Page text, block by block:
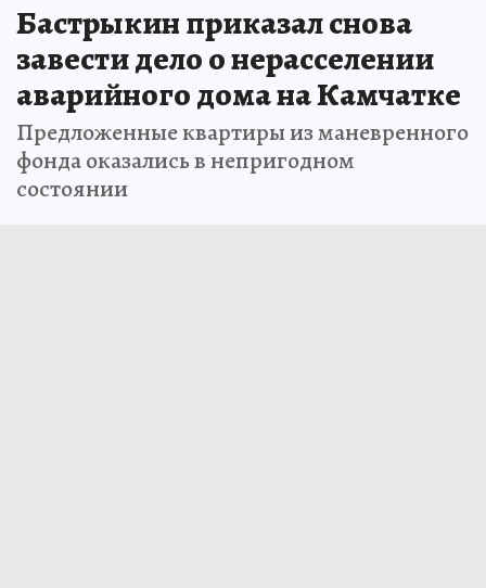
Бастрыкин приказал снова
завести дело о нерасселении
аварийного дома на Камчатке
Предложенные квартиры из маневренного
фонда оказались в непригодном
состоянии